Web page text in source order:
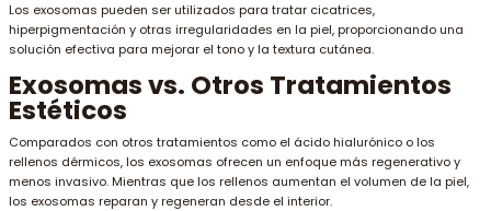
Los exosomas pueden ser utilizados para tratar cicatrices,
hiperpigmentación y otras irregularidades en la piel, proporcionando una
solución efectiva para mejorar el tono y la textura cutánea.
Exosomas vs. Otros Tratamientos
Estéticos
Comparados con otros tratamientos como el ácido hialurónico o los
rellenos dérmicos, los exosomas ofrecen un enfoque más regenerativo y
menos invasivo. Mientras que los rellenos aumentan el volumen de la piel,
los exosomas reparan y regeneran desde el interior.